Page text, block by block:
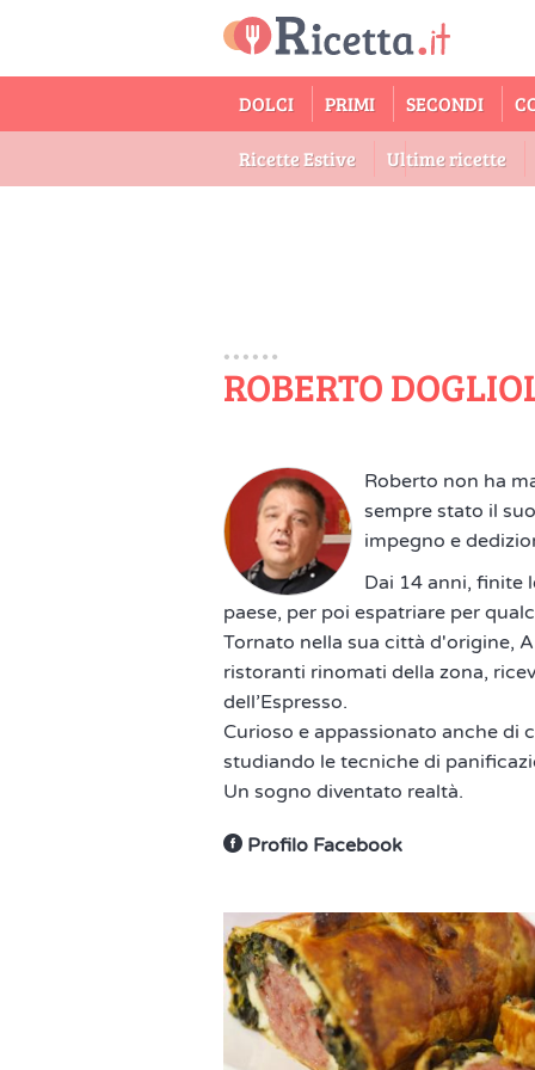
DOLCI PRIMI SECONDI
Ricette Estive Ultime ricette
ROBERTO
Roberto non ha
sempre stato il
impegno e
Dai 14 anni, finite
paese, per poi espatriare per
Tornato nella sua città d'origine,
ristoranti rinomati della zona,
dell’Espresso.
Curioso e appassionato anche di
studiando le tecniche di
Un sogno diventato realtà.
Profilo Facebook